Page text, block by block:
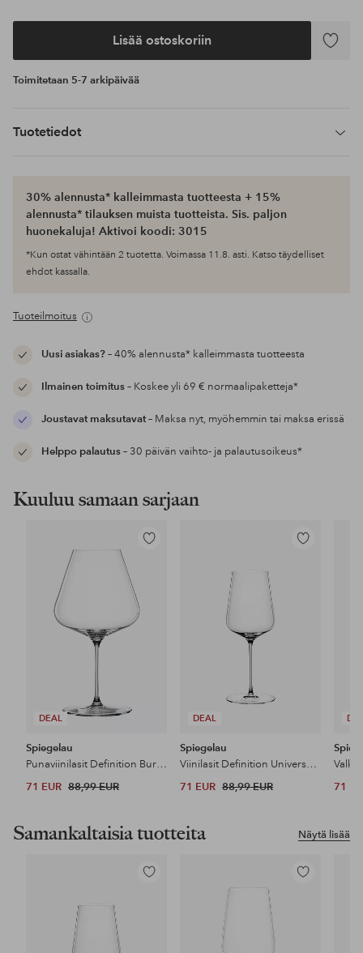
Lisää ostoskoriin
Lisää
Toimitetaan 5-7 arkipäivää
Tuotetiedot
30% alennusta* kalleimmasta tuotteesta + 15%
alennusta* tilauksen muista tuotteista. Sis. paljon
huonekaluja! Aktivoi koodi: 3015
*Kun ostat vähintään 2 tuotetta. Voimassa 11.8. asti. Katso täydelliset
ehdot kassalla.
Tuoteilmoitus
Uusi asiakas?– 40% alennusta* kalleimmasta tuotteesta
Ilmainen toimitus– Koskee yli 69 € normaalipaketteja*
Joustavat maksutavat– Maksa nyt, myöhemmin tai maksa erissä
Helppo palautus– 30 päivän vaihto- ja palautusoikeus*
Kuuluu samaan sarjaan
DEAL
Lisää
Spiegelau
Punaviinilasit Definition Burgundy 96 cl, 2/pakk.
71 EUR 88,99 EUR
DEAL
Lisää
Spiegelau
Viinilasit Definition Universal 55 cl, 2/pakk.
71 EUR 88,99 EUR 71
Näytä lisää
Samankaltaisia tuotteita
Lisää
Lisää